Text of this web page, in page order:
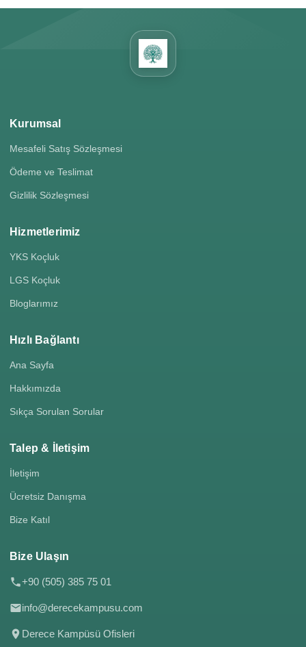
Kurumsal
Mesafeli Satış Sözleşmesi
Ödeme ve Teslimat
Gizlilik Sözleşmesi
Hizmetlerimiz
YKS Koçluk
LGS Koçluk
Bloglarımız
Hızlı Bağlantı
Ana Sayfa
Hakkımızda
Sıkça Sorulan Sorular
Talep & İletişim
İletişim
Ücretsiz Danışma
Bize Katıl
Bize Ulaşın
+90 (505) 385 75 01
info@derecekampusu.com
Derece Kampüsü Ofisleri